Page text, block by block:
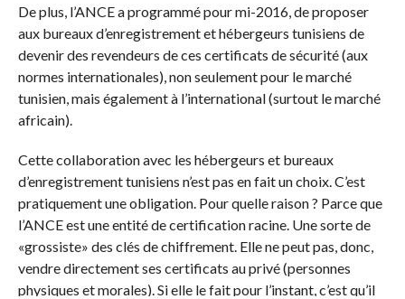
De plus, l’ANCE a programmé pour mi-2016, de proposer
aux bureaux d’enregistrement et hébergeurs tunisiens de
devenir des revendeurs de ces certificats de sécurité (aux
normes internationales), non seulement pour le marché
tunisien, mais également à l’international (surtout le marché
africain).
Cette collaboration avec les hébergeurs et bureaux
d’enregistrement tunisiens n’est pas en fait un choix. C’est
pratiquement une obligation. Pour quelle raison ? Parce que
l’ANCE est une entité de certification racine. Une sorte de
«grossiste» des clés de chiffrement. Elle ne peut pas, donc,
vendre directement ses certificats au privé (personnes
physiques et morales). Si elle le fait pour l’instant, c’est qu’il